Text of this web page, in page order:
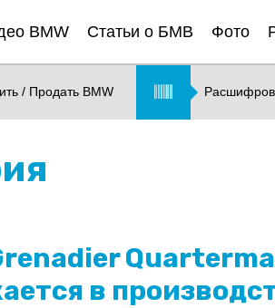
BMW Статьи о БМВ Фото
/ Продать BMW
в